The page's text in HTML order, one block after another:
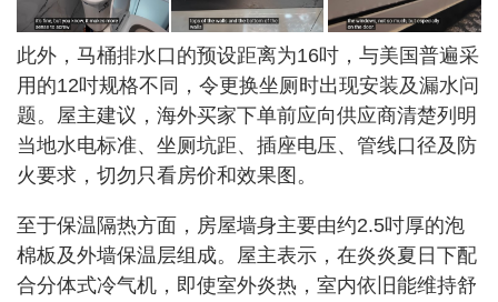
此外，马桶排水口的预设距离为16吋，与美国普遍采
用的12吋规格不同，令更换坐厕时出现安装及漏水问
题。屋主建议，海外买家下单前应向供应商清楚列明
当地水电标准、坐厕坑距、插座电压、管线口径及防
火要求，切勿只看房价和效果图。
至于保温隔热方面，房屋墙身主要由约2.5吋厚的泡
棉板及外墙保温层组成。屋主表示，在炎炎夏日下配
合分体式冷气机，即使室外炎热，室内依旧能维持舒